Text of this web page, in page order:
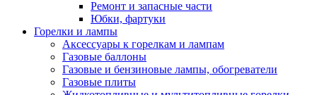
Ремонт и запасные части
Юбки, фартуки
Горелки и лампы
Аксессуары к горелкам и лампам
Газовые баллоны
Газовые и бензиновые лампы, обогреватели
Газовые плиты